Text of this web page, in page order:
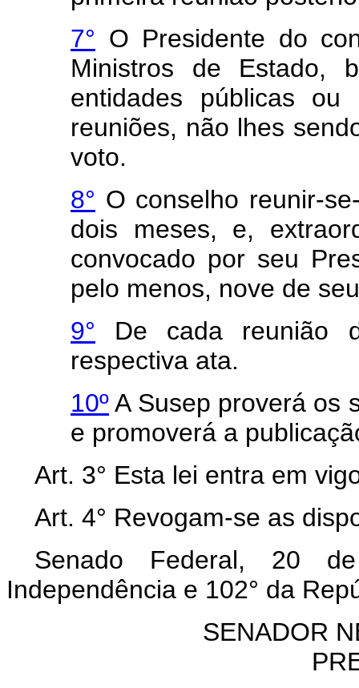
7° O Presidente do
Ministros de Estado,
entidades públicas ou
reuniões, não lhes
voto.
8° O conselho reunir-
dois meses, e,
convocado por seu
pelo menos, nove de
9° De cada reunião
respectiva ata.
10ºA Susep proverá os
e promoverá a
Art. 3° Esta lei entra em
Art. 4° Revogam-se as
Senado Federal, 20
Independência e 102° da
SENADOR